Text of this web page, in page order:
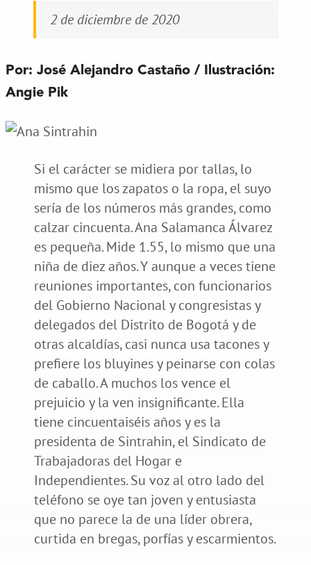
2 de diciembre de 2020
Por: José Alejandro Castaño / Ilustración:
Angie Pik
Si el carácter se midiera por tallas, lo
mismo que los zapatos o la ropa, el suyo
sería de los números más grandes, como
calzar cincuenta. Ana Salamanca Álvarez
es pequeña. Mide 1.55, lo mismo que una
niña de diez años. Y aunque a veces tiene
reuniones importantes, con funcionarios
del Gobierno Nacional y congresistas y
delegados del Distrito de Bogotá y de
otras alcaldías, casi nunca usa tacones y
prefiere los bluyines y peinarse con colas
de caballo. A muchos los vence el
prejuicio y la ven insignificante. Ella
tiene cincuentaiséis años y es la
presidenta de Sintrahin, el Sindicato de
Trabajadoras del Hogar e
Independientes. Su voz al otro lado del
teléfono se oye tan joven y entusiasta
que no parece la de una líder obrera,
curtida en bregas, porfías y escarmientos.